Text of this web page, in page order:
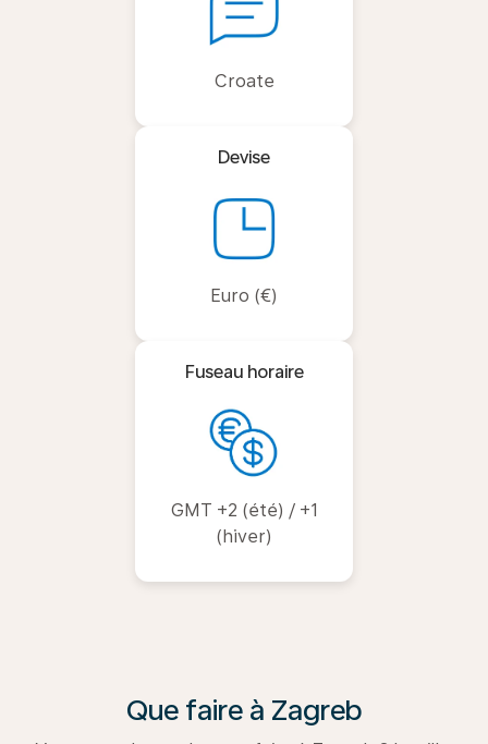
Croate
Devise
Euro (€)
Fuseau horaire
GMT +2 (été) / +1
(hiver)
Que faire à Zagreb